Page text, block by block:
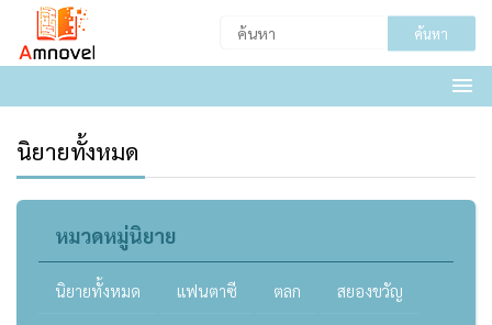
ค้นหา
นิยายทั้งหมด
หมวดหมู่นิยาย
นิยายทั้งหมด แฟนตาซี ตลก สยองขวัญ